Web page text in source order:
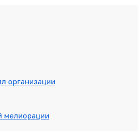
организации
мелиорации